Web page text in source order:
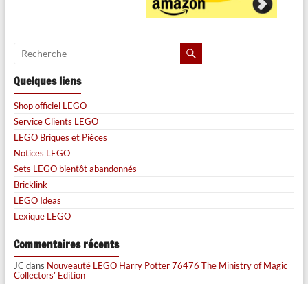
Quelques liens
Shop officiel LEGO
Service Clients LEGO
LEGO Briques et Pièces
Notices LEGO
Sets LEGO bientôt abandonnés
Bricklink
LEGO Ideas
Lexique LEGO
Commentaires récents
JCdans Nouveauté LEGO Harry Potter 76476 The Ministry of Magic
Collectors’ Edition